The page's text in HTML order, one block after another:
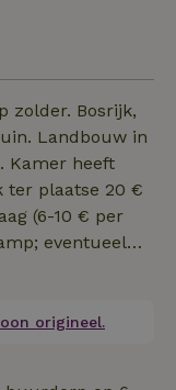
zolder. Bosrijk,
Landbouw in
Kamer heeft
ter plaatse 20 €
(6-10 € per
eventueel
Graag 1 dag
beschikbaar!
origineel.